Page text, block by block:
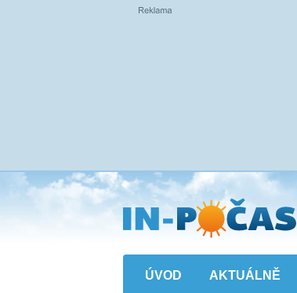
Přejít
na
hlavní
obsah
ÚVOD AKTUÁLNĚ